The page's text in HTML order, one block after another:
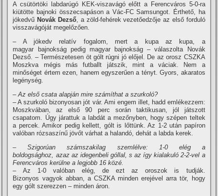
A csütörtöki labdarúgó KEK-viszavágó előtt a Ferencváros 5-0-ra
kiütötte bajnoki összecsapáson a Vác-FC Samsungot. Érthető, ha
jókedvű Novák Dezső, a zöld-fehérek vezetőedzője az első forduló
visszavágóját megelőzően.
– A jókedv relatí­v fogalom, mert a kupa az kupa, a
magyar bajnokság pedig magyar bajnokság – válaszolta Novák
Dezső. – Természetesen öt gólt rúgni jó előjel. De az orosz CSZKA
Moszkva mégis más futballt játszik, mint a váciak. Nem a
minőséget értem ezen, hanem egyszerűen a tényt. Gyors, akaratos
legénység.
– Az első csata alapján mire számí­that a szurkoló?
– A szurkoló bizonyosan jót vár. Ami engem illet, hadd emlékezzem:
Moszkvában, az első 90 perc során taktikusan, jól játszott
csapatom. Úgy járattuk a labdát a mezőnyben, hogy szépen teltek
a percek. Amikor pedig kellett, gólt is lőttünk. Az 1-2 után papí­ron
valóban rózsaszí­nű jövőt várhat a halandó, dehát a labda kerek.
– Szigorúan számszakilag szemlélve: 1-0 elég a
boldogsághoz, azaz az idegenbeli góllal, s az í­gy kialakuló 2-2-vel a
Ferencváros kerülne a legjobb 16 közé.
– Az 1-0 valóban elég, de ezt az oroszok is tudják.
Bizonyos vagyok abban, a CSZKA minden erejével arra tör, hogy
egy gólt szerezzen – minden áron.